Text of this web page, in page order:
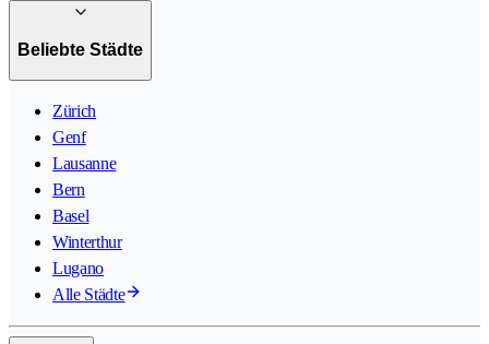
Beliebte Städte
Zürich
Genf
Lausanne
Bern
Basel
Winterthur
Lugano
Alle Städte